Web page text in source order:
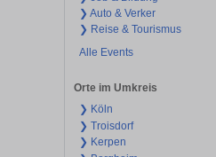
❯ Auto & Verker
❯ Reise & Tourismus
Alle Events
Orte im Umkreis
❯ Köln
❯ Troisdorf
❯ Kerpen